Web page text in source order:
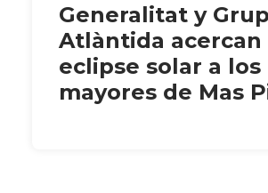
Generalitat y Grup
Atlàntida acercan
eclipse solar a los
mayores de Mas